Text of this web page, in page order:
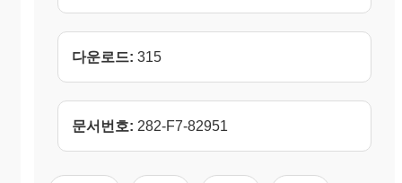
다운로드: 315
문서번호: 282-F7-82951